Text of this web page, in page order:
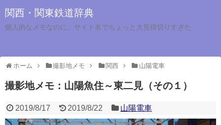
関西・関東鉄道辞典
個人的なメモなのに、サイト名でちょっと大見得切りすぎた
ホーム 撮影地メモ 関西 山陽電車
撮影地メモ：山陽魚住～東二見（その１）
2019/8/17 2019/8/22 山陽電車